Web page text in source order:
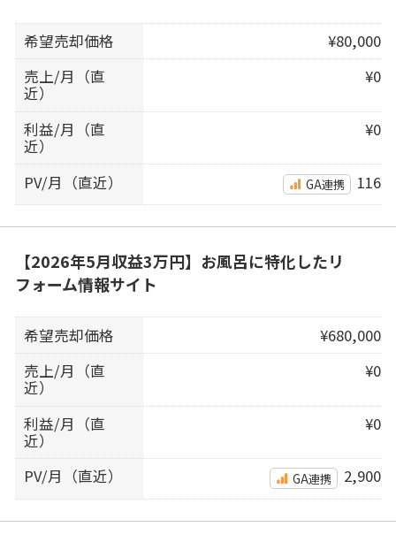
希望売却価格
¥80,000
売上/月（直
近）
¥0
利益/月（直
近）
¥0
PV/月（直近） GA連携 116
【2026年5月収益3万円】お風呂に特化したリ
フォーム情報サイト
希望売却価格
¥680,000
売上/月（直
近）
¥0
利益/月（直
近）
¥0
PV/月（直近） GA連携 2,900